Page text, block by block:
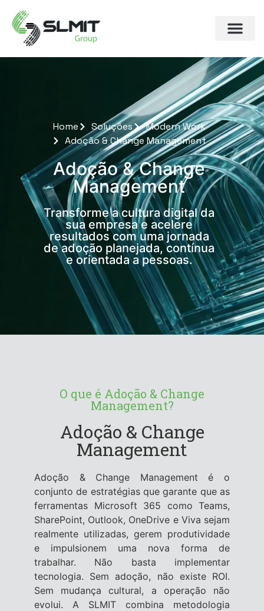
Home Soluções
Modern Work
Adoção & Change Management
Adoção & Change
Management
Transforme a cultura digital da
sua empresa e acelere
resultados com uma jornada
de adoção planejada, contínua
e orientada a pessoas.
O que é Adoção & Change
Management?
Adoção & Change
Management
Adoção & Change Management é o
conjunto de estratégias que garante que as
ferramentas Microsoft 365 como Teams,
SharePoint, Outlook, OneDrive e Viva sejam
realmente utilizadas, gerem produtividade
e impulsionem uma nova forma de
trabalhar. Não basta implementar
tecnologia. Sem adoção, não existe ROI.
Sem mudança cultural, a operação não
evolui. A SLMIT combina metodologia